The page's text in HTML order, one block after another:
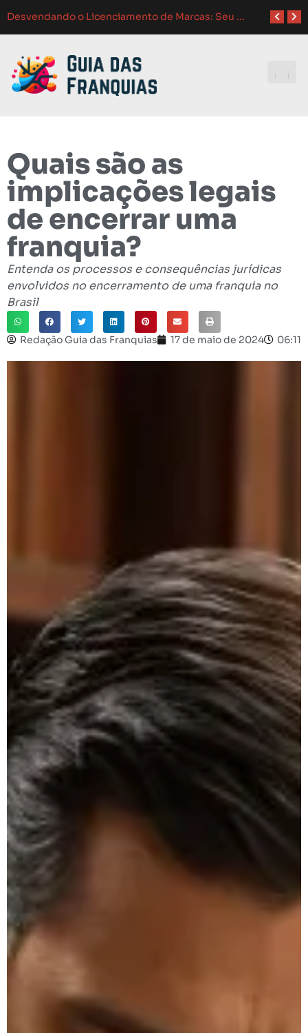
Como Adaptar Estratégias d Atendimento ao Cliente em Franquias: O Guia Completo para o SucessoMelhores Ferramentas de Gerenciamento para Franquias em 2024: Guia Completo
Como Franquias se Adaptam a Mudanças de Mercado: Guia Completo
Quais são as
implicações legais
de encerrar uma
franquia?
Entenda os processos e consequências jurídicas
envolvidos no encerramento de uma franquia no
Brasil
Redação Guia das Franquias 17 de maio de 2024 06:11